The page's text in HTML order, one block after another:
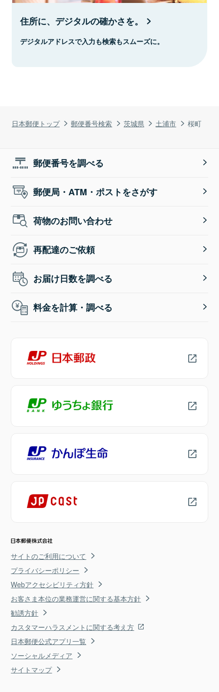
日本郵便トップ 郵便番号検索 茨城県 土浦市 桜町
住所に、デジタルの確かさを。
デジタルアドレスで入力も検索もスムーズに。
郵便番号を調べる
郵便局・ATM・ポストをさがす
荷物のお問い合わせ
再配達のご依頼
お届け日数を調べる
料金を計算・調べる
サイトのご利用について
プライバシーポリシー
Webアクセシビリティ方針
お客さま本位の業務運営に関する基本方針
勧誘方針
カスタマーハラスメントに関する考え方
日本郵便公式アプリ一覧
ソーシャルメディア
サイトマップ